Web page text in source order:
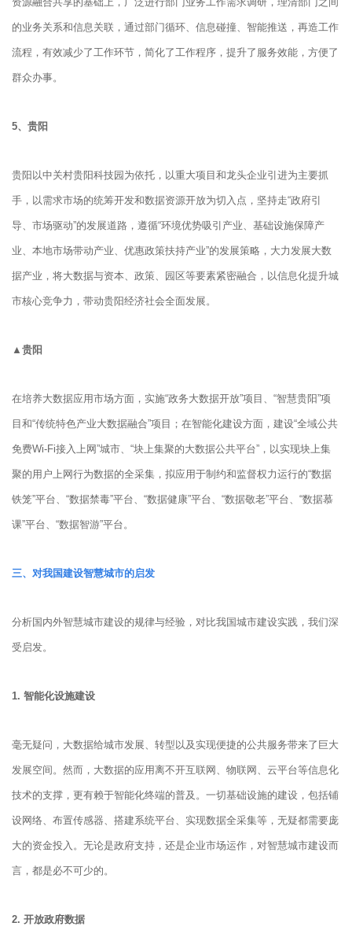
的业务关系和信息关联，通过部门循环、信息碰撞、智能推送，再造工作
流程，有效减少了工作环节，简化了工作程序，提升了服务效能，方便了
群众办事。
5、 贵阳
贵阳以中关村贵阳科技园为依托，以重大项目和龙头企业引进为主要抓
手，以需求市场的统筹开发和数据资源开放为切入点，坚持走“政府引
导、市场驱动”的发展道路，遵循“环境优势吸引产业、基础设施保障产
业、本地市场带动产业、优惠政策扶持产业”的发展策略，大力发展大数
据产业，将大数据与资本、政策、园区等要素紧密融合，以信息化提升城
市核心竞争力，带动贵阳经济社会全面发展。
▲贵阳
在培养大数据应用市场方面，实施“政务大数据开放”项目、“智慧贵阳”项
目和“传统特色产业大数据融合”项目；在智能化建设方面，建设“全域公共
免费Wi-Fi接入上网”城市、“块上集聚的大数据公共平台”，以实现块上集
聚的用户上网行为数据的全采集，拟应用于制约和监督权力运行的“数据
铁笼”平台、“数据禁毒”平台、“数据健康”平台、“数据敬老”平台、“数据慕
课”平台、“数据智游”平台。
三、对我国建设智慧城市的启发
分析国内外智慧城市建设的规律与经验，对比我国城市建设实践，我们深
受启发。
1. 智能化设施建设
毫无疑问，大数据给城市发展、转型以及实现便捷的公共服务带来了巨大
发展空间。然而，大数据的应用离不开互联网、物联网、云平台等信息化
技术的支撑，更有赖于智能化终端的普及。一切基础设施的建设，包括铺
设网络、布置传感器、搭建系统平台、实现数据全采集等，无疑都需要庞
大的资金投入。无论是政府支持，还是企业市场运作，对智慧城市建设而
言，都是必不可少的。
2. 开放政府数据